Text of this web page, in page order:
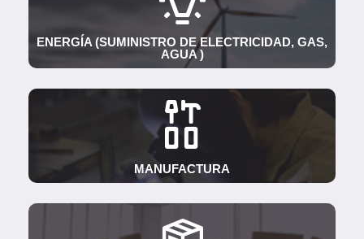
ENERGÍA (SUMINISTRO DE ELECTRICIDAD, GAS,
AGUA )
MANUFACTURA